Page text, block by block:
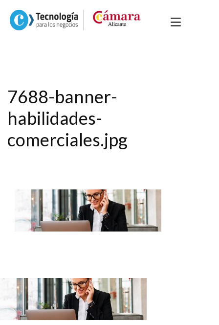
7688-banner-
habilidades-
comerciales.jpg